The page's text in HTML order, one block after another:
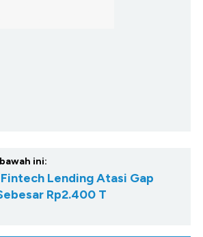
ini:
Lending Atasi Gap
Rp2.400 T